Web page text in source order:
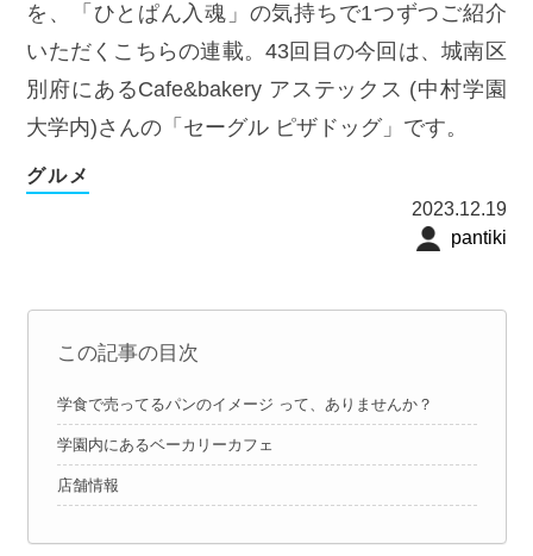
を、「ひとぱん入魂」の気持ちで1つずつご紹介
いただくこちらの連載。43回目の今回は、城南区
別府にあるCafe&bakery アステックス (中村学園
大学内)さんの「セーグル ピザドッグ」です。
グルメ
2023.12.19
pantiki
この記事の目次
学食で売ってるパンのイメージ って、ありませんか？
学園内にあるベーカリーカフェ
店舗情報